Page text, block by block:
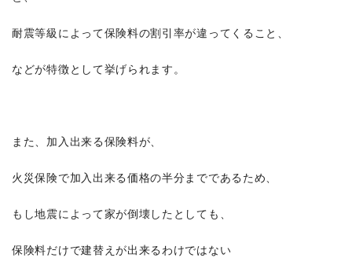
耐震等級によって保険料の割引率が違ってくること、
などが特徴として挙げられます。
また、加入出来る保険料が、
火災保険で加入出来る価格の半分までであるため、
もし地震によって家が倒壊したとしても、
保険料だけで建替えが出来るわけではない